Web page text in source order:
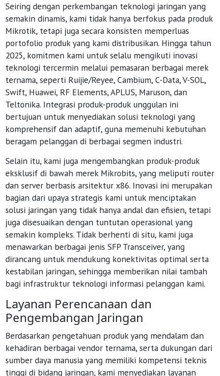
Seiring dengan perkembangan teknologi jaringan yang
semakin dinamis, kami tidak hanya berfokus pada produk
Mikrotik, tetapi juga secara konsisten memperluas
portofolio produk yang kami distribusikan. Hingga tahun
2025, komitmen kami untuk selalu mengikuti inovasi
teknologi tercermin melalui pemasaran berbagai merek
ternama, seperti Ruijie/Reyee, Cambium, C-Data, V-SOL,
Swift, Huawei, RF Elements, APLUS, Maruson, dan
Teltonika. Integrasi produk-produk unggulan ini
bertujuan untuk menyediakan solusi teknologi yang
komprehensif dan adaptif, guna memenuhi kebutuhan
beragam pelanggan di berbagai segmen industri.
Selain itu, kami juga mengembangkan produk-produk
eksklusif di bawah merek Mikrobits, yang meliputi router
dan server berbasis arsitektur x86. Inovasi ini merupakan
bagian dari upaya strategis kami untuk menciptakan
solusi jaringan yang tidak hanya andal dan efisien, tetapi
juga disesuaikan dengan tuntutan operasional yang
semakin kompleks. Tidak berhenti di situ, kami juga
menawarkan berbagai jenis SFP Transceiver, yang
dirancang untuk mendukung konektivitas optimal serta
kestabilan jaringan, sehingga memberikan nilai tambah
bagi infrastruktur teknologi informasi pelanggan kami.
Layanan Perencanaan dan
Pengembangan Jaringan
Berdasarkan pengetahuan produk yang mendalam dan
kehadiran berbagai vendor ternama, serta dukungan dari
sumber daya manusia yang memiliki kompetensi teknis
tinggi di bidang jaringan, kami menyediakan layanan